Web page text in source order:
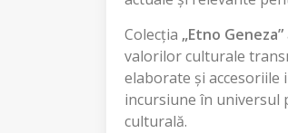
Colecția „Etno Geneza”
valorilor culturale
elaborate și accesoriile
incursiune în universul
culturală.